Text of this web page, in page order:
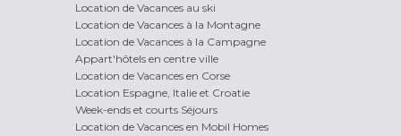
Location de Vacances au ski
Location de Vacances à la Montagne
Location de Vacances à la Campagne
Appart'hôtels en centre ville
Location de Vacances en Corse
Location Espagne, Italie et Croatie
Week-ends et courts Séjours
Location de Vacances en Mobil Homes